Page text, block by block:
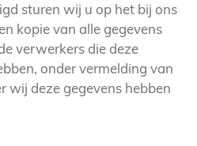
sturen wij u op het bij ons
kopie van alle gegevens
verwerkers die deze
onder vermelding van
wij deze gegevens hebben